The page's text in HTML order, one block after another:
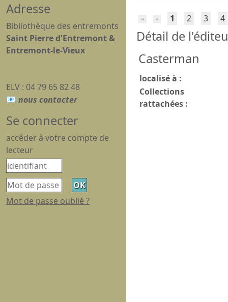
1 2 3 4
Détail de
Casterman
localisé à :
Collections
rattachées :
Adresse
Bibliothèque des entremonts
Saint Pierre d'Entremont &
Entremont-le-Vieux
ELV : 04 79 65 82 48
Se connecter
accéder à votre compte de
lecteur
Mot de passe oublié ?